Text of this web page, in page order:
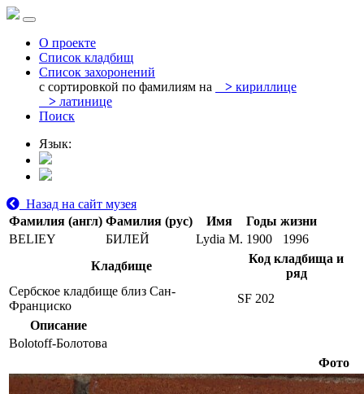
О проекте
Список кладбищ
Список захоронений
с сортировкой по фамилиям на
> кириллице
> латинице
Поиск
Язык:
Назад на сайт музея
Фамилия (англ) Фамилия (рус) Имя
Годы жизни
BELIEY
БИЛЕЙ Lydia M. 1900
1996
Кладбище
Код кладбища и
ряд
Сербское кладбище близ Сан-
Франциско
SF 202
Описание
Bolotoff-Болотова
Фото